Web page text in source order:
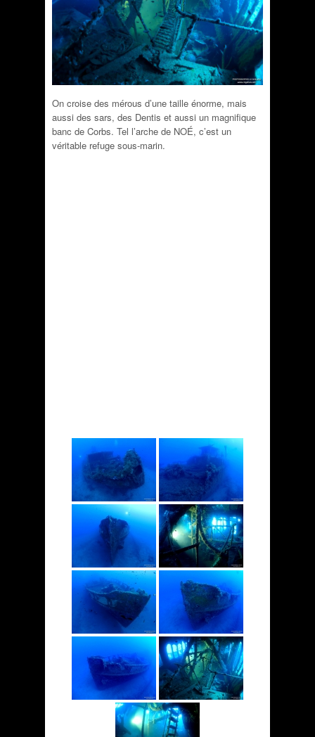
On croise des mérous d’une taille énorme, mais
aussi des sars, des Dentis et aussi un magnifique
banc de Corbs. Tel l’arche de NOÉ, c’est un
véritable refuge sous-marin.